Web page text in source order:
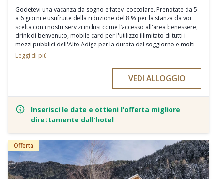
Godetevi una vacanza da sogno e fatevi coccolare. Prenotate da 5
a 6 giorni e usufruite della riduzione del 8 % per la stanza da voi
scelta con i nostri servizi inclusi come l’accesso all'area benessere,
drink di benvenuto, mobile card per l'utilizzo illimitato di tutti i
mezzi pubblici dell'Alto Adige per la durata del soggiorno e molti
altri.
Leggi di più
VEDI ALLOGGIO
Inserisci le date e ottieni l'offerta migliore
direttamente dall'hotel
Offerta